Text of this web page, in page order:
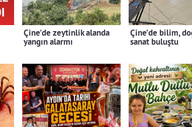
Çine'de zeytinlik alanda
yangın alarmı
Çine’de bilim,
sanat buluştu